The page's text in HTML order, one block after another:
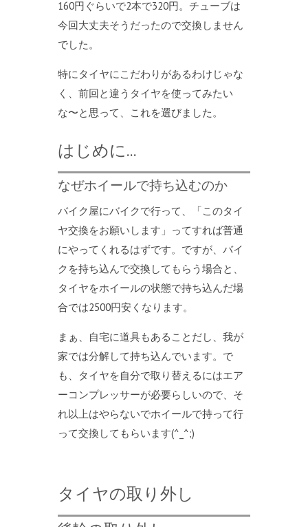
160円ぐらいで2本で320円。チューブは
今回大丈夫そうだったので交換しません
でした。
特にタイヤにこだわりがあるわけじゃな
く、前回と違うタイヤを使ってみたい
な〜と思って、これを選びました。
はじめに…
なぜホイールで持ち込むのか
バイク屋にバイクで行って、「このタイ
ヤ交換をお願いします」ってすれば普通
にやってくれるはずです。ですが、バイ
クを持ち込んで交換してもらう場合と、
タイヤをホイールの状態で持ち込んだ場
合では2500円安くなります。
まぁ、自宅に道具もあることだし、我が
家では分解して持ち込んでいます。で
も、タイヤを自分で取り替えるにはエア
ーコンプレッサーが必要らしいので、そ
れ以上はやらないでホイールで持って行
って交換してもらいます(^_^;)
タイヤの取り外し